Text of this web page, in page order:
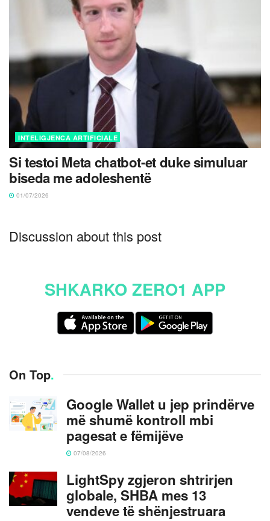
INTELIGJENCA ARTIFICIALE
Si testoi Meta chatbot-et duke simuluar
biseda me adoleshentë
01/07/2026
Discussion about this post
SHKARKO ZERO1 APP
On Top.
Google Wallet u jep prindërve
më shumë kontroll mbi
pagesat e fëmijëve
07/08/2026
LightSpy zgjeron shtrirjen
globale, SHBA mes 13
vendeve të shënjestruara